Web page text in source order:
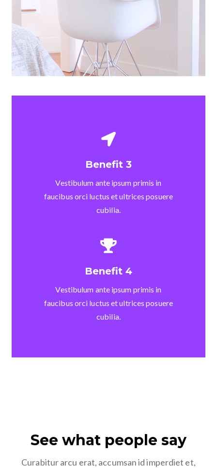
Benefit 3
Vestibulum ante ipsum primis in
faucibus orci luctus et ultrices posuere
cubilia.
Benefit 4
Vestibulum ante ipsum primis in
faucibus orci luctus et ultrices posuere
cubilia.
See what people say
Curabitur arcu erat, accumsan id imperdiet et,